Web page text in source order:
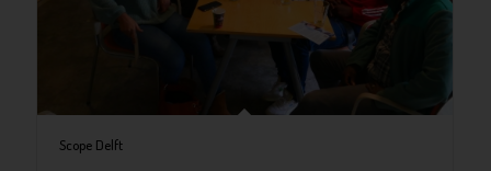
Scope Delft